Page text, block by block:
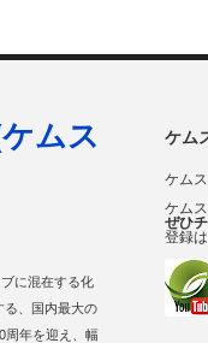
ケム
ケム
ケム
ぜひ
登録
ムス
に混在する化
る、国内最大の
周年を迎え、幅